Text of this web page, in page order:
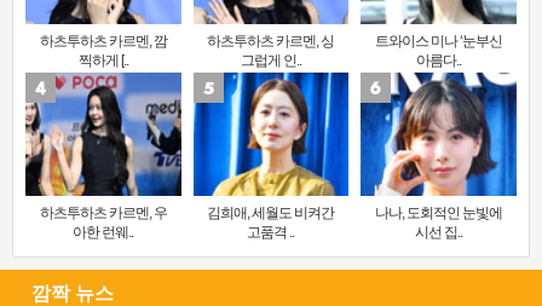
하츠투하츠 카르멘, 깜
찍하게 [..
하츠투하츠 카르멘, 싱
그럽게 인..
트와이스 미나 ‘눈부신
아름다..
하츠투하츠 카르멘, 우
아한 런웨..
김희애, 세월도 비켜간
고품격 ..
나나, 도회적인 눈빛에
시선 집..
깜짝 뉴스